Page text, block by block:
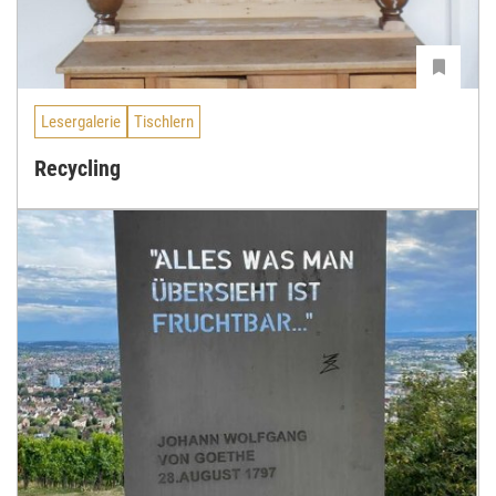
Lesergalerie Tischlern
Recycling